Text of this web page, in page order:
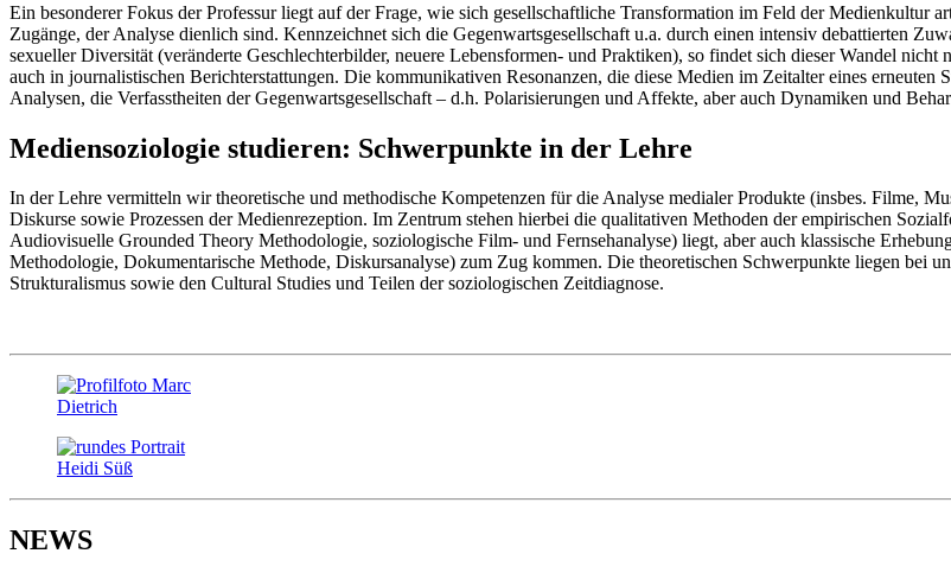
Ein besonderer Fokus der Professur liegt auf der Frage, wie sich gesellschaftliche Transformation im Feld der Medienkultur
Zugänge, der Analyse dienlich sind. Kennzeichnet sich die Gegenwartsgesellschaft u.a. durch einen intensiv debattierten
sexueller Diversität (veränderte Geschlechterbilder, neuere Lebensformen- und Praktiken), so findet sich dieser Wandel
auch in journalistischen Berichterstattungen. Die kommunikativen Resonanzen, die diese Medien im Zeitalter eines
Analysen, die Verfasstheiten der Gegenwartsgesellschaft – d.h. Polarisierungen und Affekte, aber auch Dynamiken und
Mediensoziologie studieren: Schwerpunkte in der Lehre
In der Lehre vermitteln wir theoretische und methodische Kompetenzen für die Analyse medialer Produkte (insbes. Filme,
Diskurse sowie Prozessen der Medienrezeption. Im Zentrum stehen hierbei die qualitativen Methoden der empirischen
Audiovisuelle Grounded Theory Methodologie, soziologische Film- und Fernsehanalyse) liegt, aber auch klassische
Methodologie, Dokumentarische Methode, Diskursanalyse) zum Zug kommen. Die theoretischen Schwerpunkte liegen bei
Strukturalismus sowie den Cultural Studies und Teilen der soziologischen Zeitdiagnose.
NEWS